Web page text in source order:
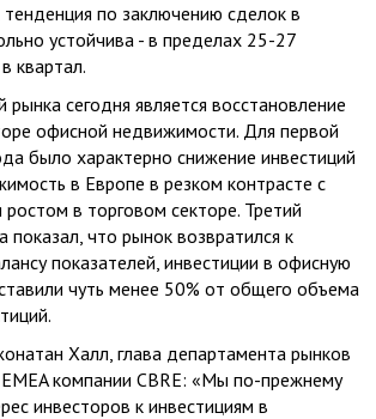
по заключению сделок в
устойчива - в пределах 25-27
квартал.
сегодня является восстановление
офисной недвижимости. Для первой
было характерно снижение инвестиций
в Европе в резком контрасте с
в торговом секторе. Третий
показал, что рынок возвратился к
показателей, инвестиции в офисную
чуть менее 50% от общего объема
Халл, глава департамента рынков
EMEA компании CBRE: «Мы по-прежнему
инвесторов к инвестициям в